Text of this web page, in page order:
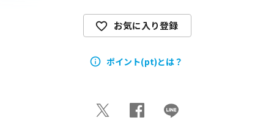
お気に入り登録
ポイント(pt)とは？